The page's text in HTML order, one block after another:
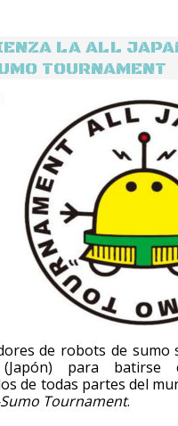
LA ALL
TOURNAMENT
de robots de sumo
para batirse
de todas partes del
Tournament.